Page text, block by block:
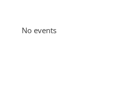
No events